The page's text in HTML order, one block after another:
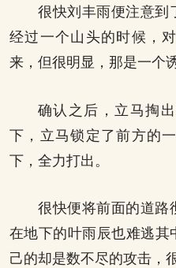
很快刘丰雨便注意到
经过一个山头的时候，
来，但很明显，那是一个
确认之后，立马掏
下，立马锁定了前方的
下，全力打出。
很快便将前面的道路
在地下的叶雨辰也难逃其
己的却是数不尽的攻击，